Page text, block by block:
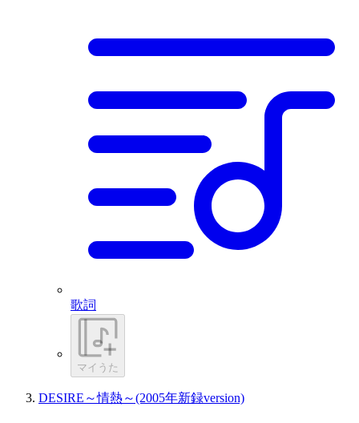
歌詞
マイうた
DESIRE～情熱～(2005年新録version)